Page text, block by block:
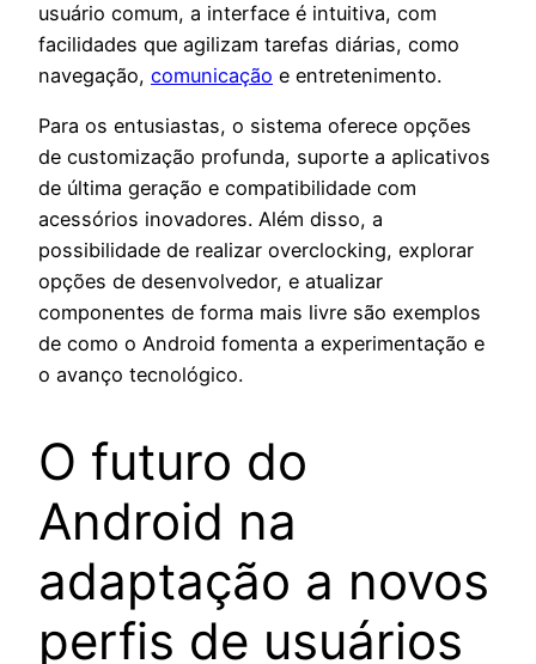
usuário comum, a interface é intuitiva, com
facilidades que agilizam tarefas diárias, como
navegação, comunicação e entretenimento.
Para os entusiastas, o sistema oferece opções
de customização profunda, suporte a aplicativos
de última geração e compatibilidade com
acessórios inovadores. Além disso, a
possibilidade de realizar overclocking, explorar
opções de desenvolvedor, e atualizar
componentes de forma mais livre são exemplos
de como o Android fomenta a experimentação e
o avanço tecnológico.
O futuro do
Android na
adaptação a novos
perfis de usuários